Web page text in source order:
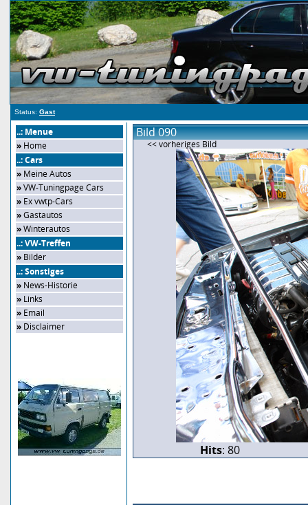
Status: Gast
..: Menue
» Home
..: Cars
» Meine Autos
»VW-Tuningpage Cars
» Ex vwtp-Cars
»Gastautos
»Winterautos
..: VW-Treffen
» Bilder
..: Sonstiges
» News-Historie
» Links
» Email
» Disclaimer
Bild 090
<< vorheriges Bild
Hits: 80